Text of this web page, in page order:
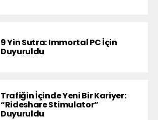
9 Yin Sutra: Immortal PC İçin
Duyuruldu
Trafiğin İçinde Yeni Bir Kariyer:
“Rideshare Stimulator”
Duyuruldu